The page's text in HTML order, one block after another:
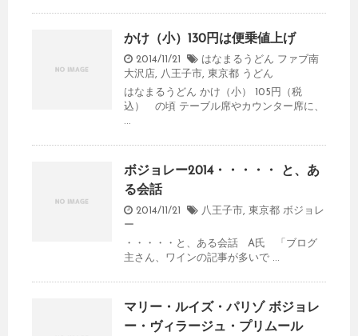
かけ（小）130円は便乗値上げ
2014/11/21
はなまるうどん ファブ南
大沢店, 八王子市, 東京都 うどん
はなまるうどん かけ（小） 105円（税
込） の頃 テーブル席やカウンター席に、
...
ボジョレー2014・・・・・ と、あ
る会話
2014/11/21 八王子市, 東京都 ボジョレ
ー
・・・・・と、ある会話 A氏 「ブログ
主さん、ワインの記事が多いで ...
マリー・ルイズ・パリゾ ボジョレ
ー・ヴィラージュ・プリムール